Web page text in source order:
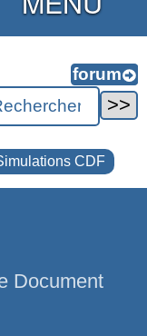
CDF
Document